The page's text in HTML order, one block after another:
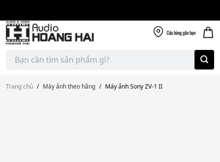
content
Cửa hànggần bạn
Tìm
kiếm:
Trang chủ / Máy ảnh theo hãng / Máy ảnh Sony ZV-1 II